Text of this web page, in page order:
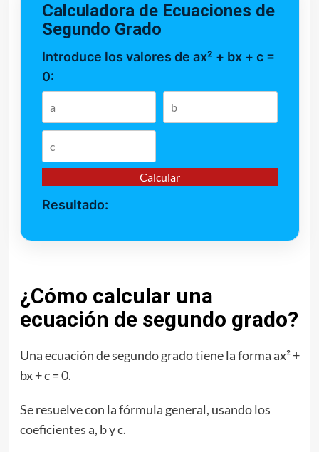
Calculadora de Ecuaciones de
Segundo Grado
Introduce los valores de ax² + bx + c =
0:
Calcular
Resultado:
¿Cómo calcular una
ecuación de segundo grado?
Una ecuación de segundo grado tiene la forma ax² +
bx + c = 0.
Se resuelve con la fórmula general, usando los
coeficientes a, b y c.